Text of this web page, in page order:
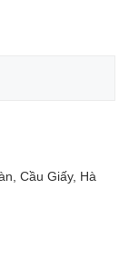
Cầu Giấy, Hà